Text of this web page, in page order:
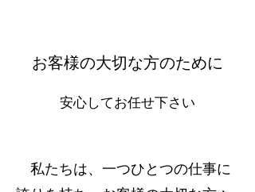
お客様の大切な方のために
安心してお任せ下さい
私たちは、一つひとつの仕事に